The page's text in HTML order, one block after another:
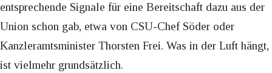
entsprechende Signale für eine Bereitschaft dazu aus der
Union schon gab, etwa von CSU-Chef Söder oder
Kanzleramtsminister Thorsten Frei. Was in der Luft hängt,
ist vielmehr grundsätzlich.